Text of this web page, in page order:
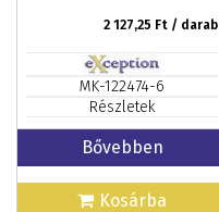
2 127,25 Ft / darab
MK-122474-6
Részletek
Bővebben
Kosárba